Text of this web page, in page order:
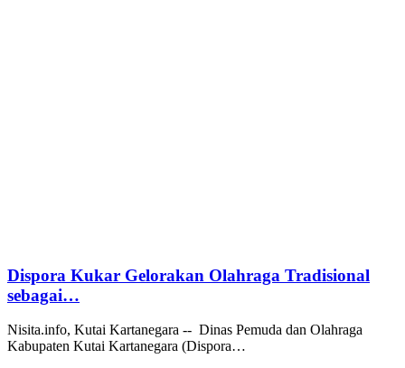
Dispora Kukar Gelorakan Olahraga Tradisional
sebagai…
Nisita.info, Kutai Kartanegara -- Dinas Pemuda dan Olahraga
Kabupaten Kutai Kartanegara (Dispora…